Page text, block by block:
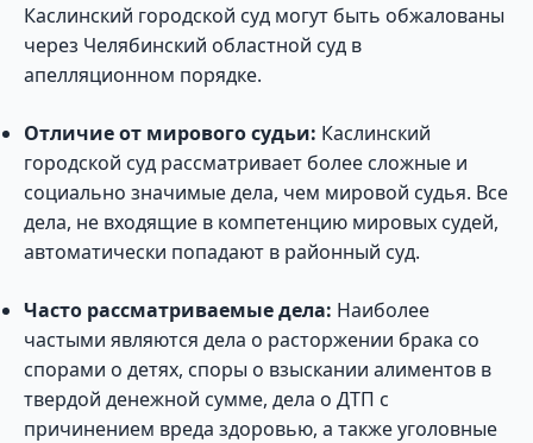
Каслинский городской суд могут быть обжалованы
через Челябинский областной суд в
апелляционном порядке.
Отличие от мирового судьи: Каслинский
городской суд рассматривает более сложные и
социально значимые дела, чем мировой судья. Все
дела, не входящие в компетенцию мировых судей,
автоматически попадают в районный суд.
Часто рассматриваемые дела: Наиболее
частыми являются дела о расторжении брака со
спорами о детях, споры о взыскании алиментов в
твердой денежной сумме, дела о ДТП с
причинением вреда здоровью, а также уголовные